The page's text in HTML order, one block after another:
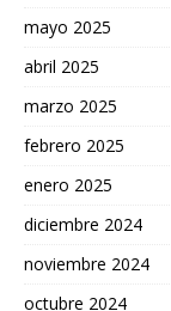
mayo 2025
abril 2025
marzo 2025
febrero 2025
enero 2025
diciembre 2024
noviembre 2024
octubre 2024